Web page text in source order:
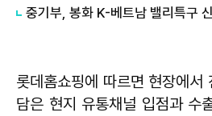
롯데홈쇼핑에 따르면 현장에서
담은 현지 유통채널 입점과 수